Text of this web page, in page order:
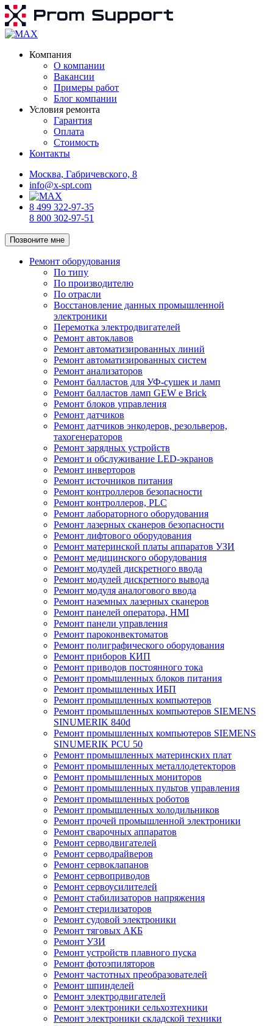
Компания
О компании
Вакансии
Примеры работ
Блог компании
Условия ремонта
Гарантия
Оплата
Стоимость
Контакты
Москва, Габричевского, 8
info@x-spt.com
8 499 322-97-35
8 800 302-97-51
Позвоните мне
Ремонт оборудования
По типу
По производителю
По отрасли
Восстановление данных промышленной
электроники
Перемотка электродвигателей
Ремонт автоклавов
Ремонт автоматизированных линий
Ремонт автоматизированных систем
Ремонт анализаторов
Ремонт балластов для УФ-сушек и ламп
Ремонт балластов ламп GEW e Brick
Ремонт блоков управления
Ремонт датчиков
Ремонт датчиков энкодеров, резольверов,
тахогенераторов
Ремонт зарядных устройств
Ремонт и обслуживание LED-экранов
Ремонт инверторов
Ремонт источников питания
Ремонт контроллеров безопасности
Ремонт контроллеров, PLC
Ремонт лабораторного оборудования
Ремонт лазерных сканеров безопасности
Ремонт лифтового оборудования
Ремонт материнской платы аппаратов УЗИ
Ремонт медицинского оборудования
Ремонт модулей дискретного ввода
Ремонт модулей дискретного вывода
Ремонт модуля аналогового ввода
Ремонт наземных лазерных сканеров
Ремонт панелей оператора, HMI
Ремонт панели управления
Ремонт пароконвектоматов
Ремонт полиграфического оборудования
Ремонт приборов КИП
Ремонт приводов постоянного тока
Ремонт промышленных блоков питания
Ремонт промышленных ИБП
Ремонт промышленных компьютеров
Ремонт промышленных компьютеров SIEMENS
SINUMERIK 840d
Ремонт промышленных компьютеров SIEMENS
SINUMERIK PCU 50
Ремонт промышленных материнских плат
Ремонт промышленных металлодетекторов
Ремонт промышленных мониторов
Ремонт промышленных пультов управления
Ремонт промышленных роботов
Ремонт промышленных холодильников
Ремонт прочей промышленной электроники
Ремонт сварочных аппаратов
Ремонт серводвигателей
Ремонт серводрайверов
Ремонт сервоклапанов
Ремонт сервоприводов
Ремонт сервоусилителей
Ремонт стабилизаторов напряжения
Ремонт стерилизаторов
Ремонт судовой электроники
Ремонт тяговых АКБ
Ремонт УЗИ
Ремонт устройств плавного пуска
Ремонт фотоэпиляторов
Ремонт частотных преобразователей
Ремонт шпинделей
Ремонт электродвигателей
Ремонт электроники сельхозтехники
Ремонт электроники складской техники